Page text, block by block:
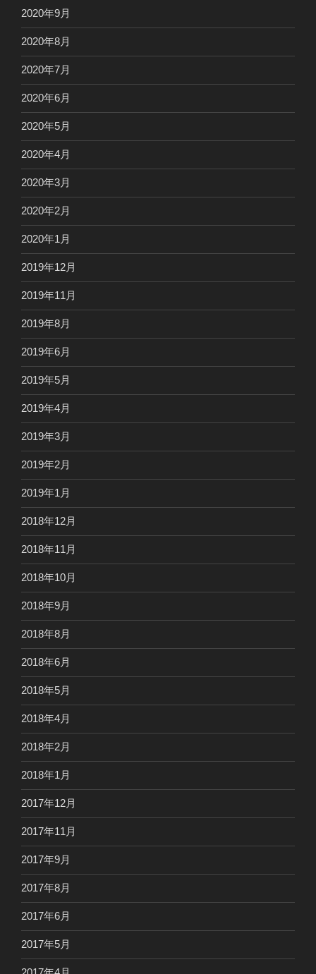
2020年9月
2020年8月
2020年7月
2020年6月
2020年5月
2020年4月
2020年3月
2020年2月
2020年1月
2019年12月
2019年11月
2019年8月
2019年6月
2019年5月
2019年4月
2019年3月
2019年2月
2019年1月
2018年12月
2018年11月
2018年10月
2018年9月
2018年8月
2018年6月
2018年5月
2018年4月
2018年2月
2018年1月
2017年12月
2017年11月
2017年9月
2017年8月
2017年6月
2017年5月